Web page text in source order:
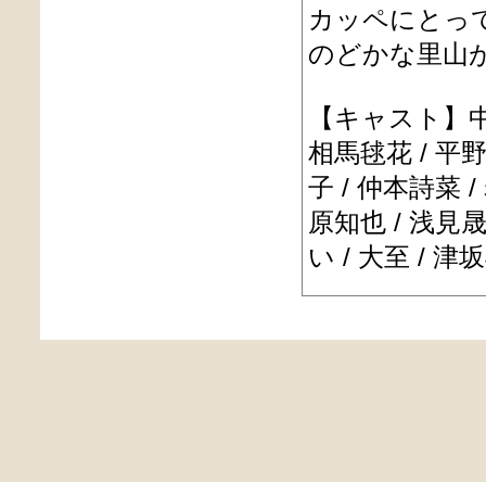
カッペにと
のどかな里山
【キャスト】
相馬毬花 / 平
子 / 仲本詩菜 /
原知也 / 浅見
い / 大至 / 津